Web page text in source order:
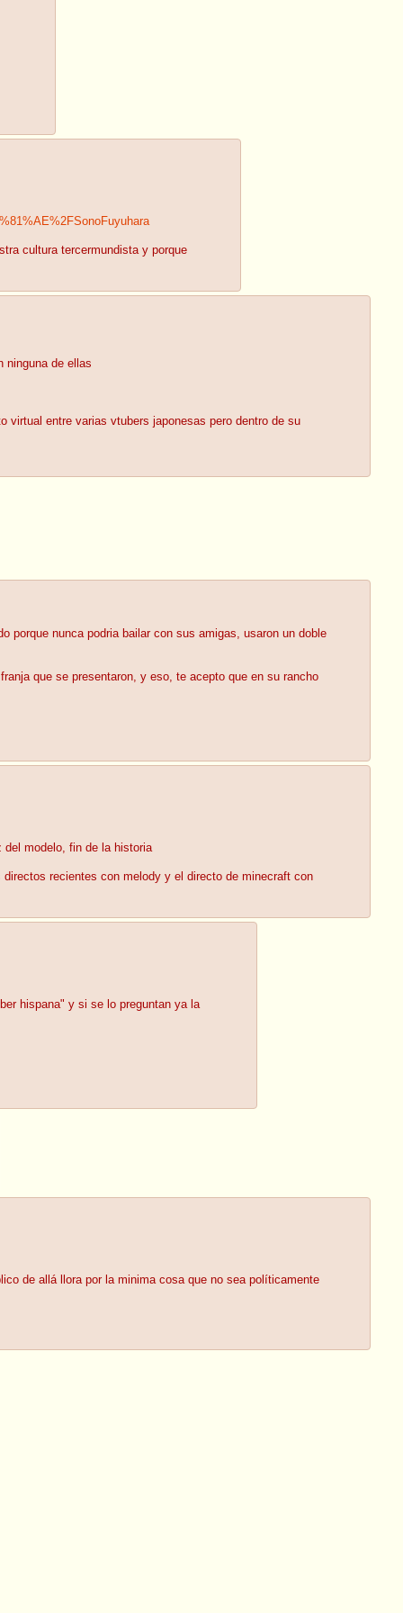
cultura tercermundista y porque
ninguna de ellas
virtual entre varias vtubers japonesas pero dentro de su
porque nunca podria bailar con sus amigas, usaron un doble
que se presentaron, y eso, te acepto que en su rancho
del modelo, fin de la historia
recientes con melody y el directo de minecraft con
hispana" y si se lo preguntan ya la
de allá llora por la minima cosa que no sea políticamente